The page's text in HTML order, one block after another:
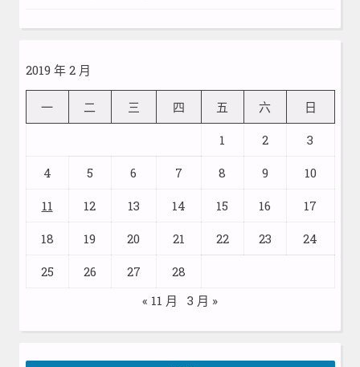
2019 年 2 月
一 二 三 四 五 六 日
1 2 3
4 5 6 7 8 9 10
11 12 13 14 15 16 17
18 19 20 21 22 23 24
25 26 27
28
« 11 月
3 月 »